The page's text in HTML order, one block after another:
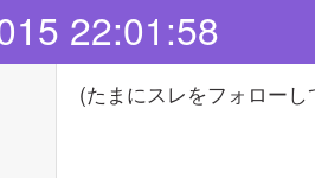
22:01:58
(たまにスレをフォロー